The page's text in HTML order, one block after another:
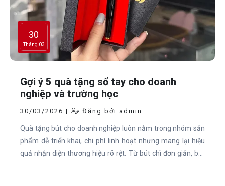
30
Tháng 03
Gợi ý 5 quà tặng sổ tay cho doanh
nghiệp và trường học
30/03/2026 | Đăng bởi admin
Quà tặng bút cho doanh nghiệp luôn nằm trong nhóm sản
phẩm dễ triển khai, chi phí linh hoạt nhưng mang lại hiệu
quả nhận diện thương hiệu rõ rệt. Từ bút chì đơn giản, bút